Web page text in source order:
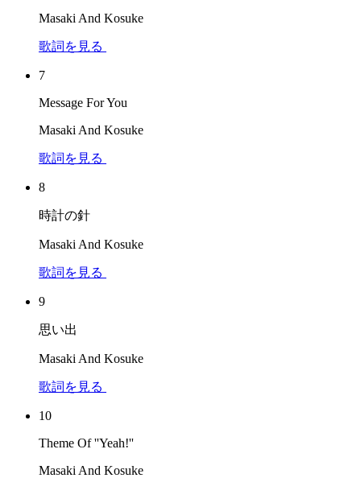
Masaki And Kosuke
歌詞を見る
7
Message For You
Masaki And Kosuke
歌詞を見る
8
時計の針
Masaki And Kosuke
歌詞を見る
9
思い出
Masaki And Kosuke
歌詞を見る
10
Theme Of ''Yeah!''
Masaki And Kosuke